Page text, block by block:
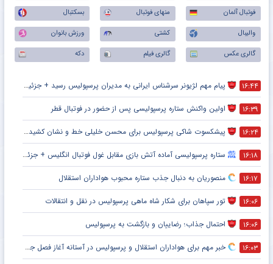
فوتبال آلمان
منهای فوتبال
بسکتبال
والیبال
کشتی
ورزش بانوان
گالری عکس
گالری فیلم دکه
۱۶:۴۴ پیام مهم لژیونر سرشناس ایرانی به مدیران پرسپولیس رسید + جزئیات
۱۶:۳۹ اولین واکنش ستاره پرسپولیسی پس از حضور در فوتبال قطر
۱۶:۲۴ پیشکسوت شاکی پرسپولیس برای محسن خلیلی خط و نشان کشید + جزئیات
۱۶:۱۸ ستاره پرسپولیسی آماده آتش بازی مقابل غول فوتبال انگلیس + جزئیات
۱۶:۱۷ منصوریان به دنبال جذب ستاره محبوب هواداران استقلال
۱۶:۰۶ تور سپاهان برای شکار شاه ماهی پرسپولیس در نقل و انتقالات
۱۶:۰۶ احتمال جذاب؛ رضاییان و بازگشت به پرسپولیس
۱۶:۰۳ خبر مهم برای هواداران استقلال و پرسپولیس در آستانه آغاز فصل جدید